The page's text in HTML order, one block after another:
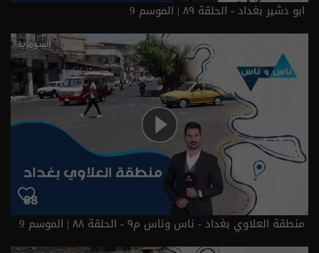
ابو دشير بغداد - الحلقة ٨٩ | الموسم 9
منطقة العلاوي بغداد - ناس وناس م٩ - الحلقة ٨٨ | الموسم 9